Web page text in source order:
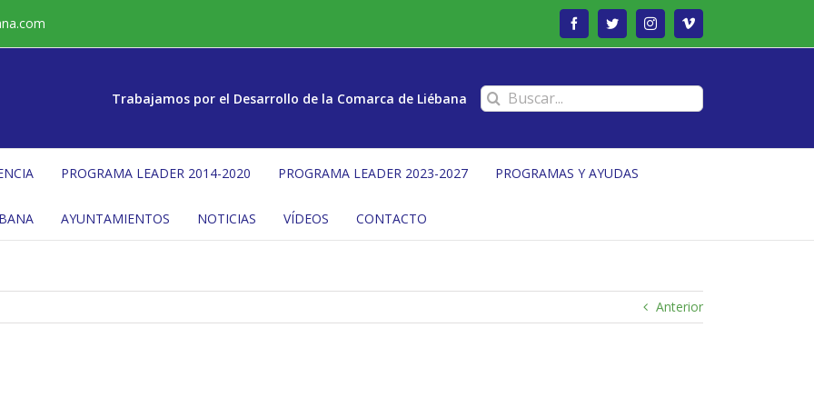
FacebookTwitterInstagramVimeo
Trabajamos por el Desarrollo de la Comarca de Liébana Buscar:
PROGRAMA LEADER 2014-2020 PROGRAMA LEADER 2023-2027 PROGRAMAS Y AYUDAS
AYUNTAMIENTOS NOTICIAS VÍDEOS CONTACTO
Anterior